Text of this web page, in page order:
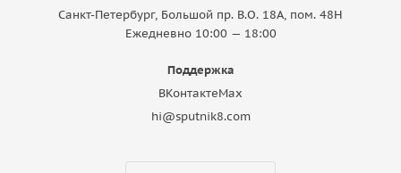
Санкт-Петербург, Большой пр. В.О. 18A, пом. 48Н
Ежедневно 10:00 — 18:00
Поддержка
ВКонтактеMax
hi@sputnik8.com